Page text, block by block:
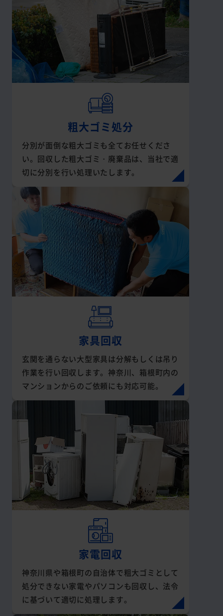
粗大ゴミ処分
分別が面倒な粗大ゴミも全てお任せくださ
い。回収した粗大ゴミ・廃棄品は、当社で適
切に分別を行い処理いたします。
家具回収
玄関を通らない大型家具は分解もしくは吊り
作業を行い回収します。神奈川、箱根町内の
マンションからのご依頼にも対応可能。
家電回収
神奈川県や箱根町の自治体で粗大ゴミとして
処分できない家電やパソコンも回収し、法令
に基づいて適切に処理します。